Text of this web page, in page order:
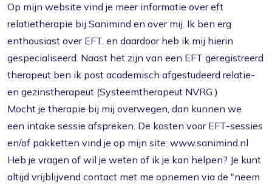
Op mijn website vind je meer informatie over eft
relatietherapie bij Sanimind en over mij. Ik ben erg
enthousiast over EFT. en daardoor heb ik mij hierin
gespecialiseerd. Naast het zijn van een EFT geregistreerd
therapeut ben ik post academisch afgestudeerd relatie-
en gezinstherapeut (Systeemtherapeut NVRG )
Mocht je therapie bij mij overwegen, dan kunnen we
een intake sessie afspreken. De kosten voor EFT-sessies
en/of pakketten vind je op mijn site: www.sanimind.nl
Heb je vragen of wil je weten of ik je kan helpen? Je kunt
altijd vrijblijvend contact met me opnemen via de "neem